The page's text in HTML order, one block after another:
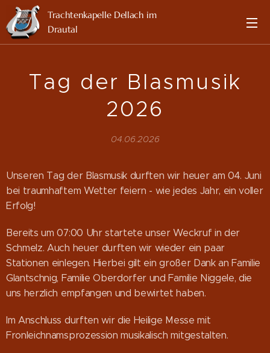
Trachtenkapelle Dellach im
Drautal
Tag der Blasmusik
2026
04.06.2026
Unseren Tag der Blasmusik durften wir heuer am 04. Juni
bei traumhaftem Wetter feiern - wie jedes Jahr, ein voller
Erfolg!
Bereits um 07:00 Uhr startete unser Weckruf in der
Schmelz. Auch heuer durften wir wieder ein paar
Stationen einlegen. Hierbei gilt ein großer Dank an Familie
Glantschnig, Familie Oberdorfer und Familie Niggele, die
uns herzlich empfangen und bewirtet haben.
Im Anschluss durften wir die Heilige Messe mit
Fronleichnamsprozession musikalisch mitgestalten.